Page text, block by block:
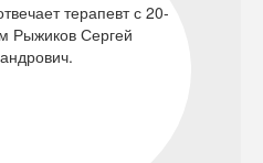
терапевт с 20-
Рыжиков Сергей